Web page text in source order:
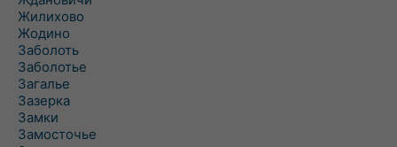
Жилихово
Жодино
Заболоть
Заболотье
Загалье
Зазерка
Замки
Замосточье